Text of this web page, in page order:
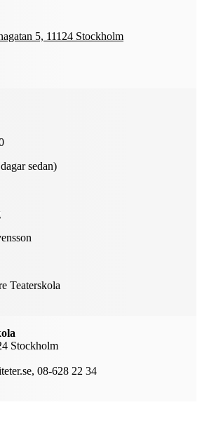
5, 11124 Stockholm
sedan)
Teaterskola
Stockholm
08-628 22 34